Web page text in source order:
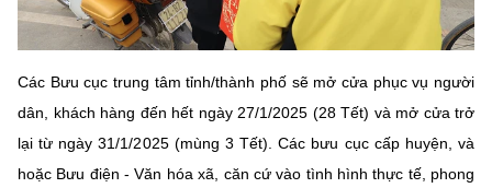
Các Bưu cục trung tâm tỉnh/thành phố sẽ mở cửa phục vụ người
dân, khách hàng đến hết ngày 27/1/2025 (28 Tết) và mở cửa trở
lại từ ngày 31/1/2025 (mùng 3 Tết). Các bưu cục cấp huyện, và
hoặc Bưu điện - Văn hóa xã, căn cứ vào tình hình thực tế, phong